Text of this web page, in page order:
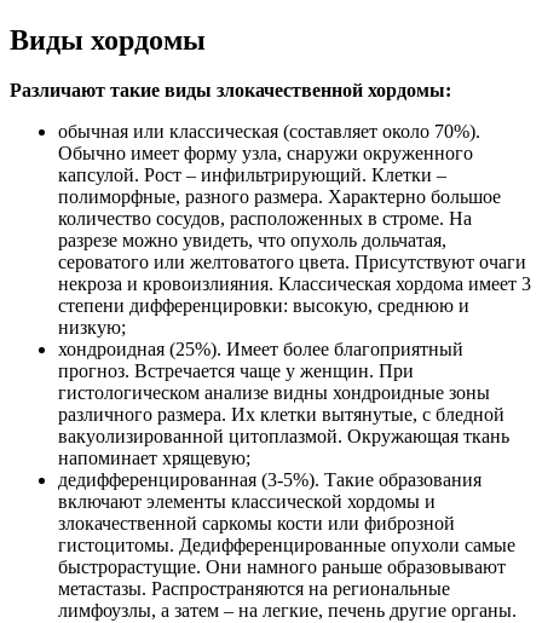
Виды хордомы
Различают такие виды злокачественной хордомы:
обычная или классическая (составляет около 70%).
Обычно имеет форму узла, снаружи окруженного
капсулой. Рост – инфильтрирующий. Клетки –
полиморфные, разного размера. Характерно большое
количество сосудов, расположенных в строме. На
разрезе можно увидеть, что опухоль дольчатая,
сероватого или желтоватого цвета. Присутствуют очаги
некроза и кровоизлияния. Классическая хордома имеет 3
степени дифференцировки: высокую, среднюю и
низкую;
хондроидная (25%). Имеет более благоприятный
прогноз. Встречается чаще у женщин. При
гистологическом анализе видны хондроидные зоны
различного размера. Их клетки вытянутые, с бледной
вакуолизированной цитоплазмой. Окружающая ткань
напоминает хрящевую;
дедифференцированная (3-5%). Такие образования
включают элементы классической хордомы и
злокачественной саркомы кости или фиброзной
гистоцитомы. Дедифференцированные опухоли самые
быстрорастущие. Они намного раньше образовывают
метастазы. Распространяются на региональные
лимфоузлы, а затем – на легкие, печень другие органы.